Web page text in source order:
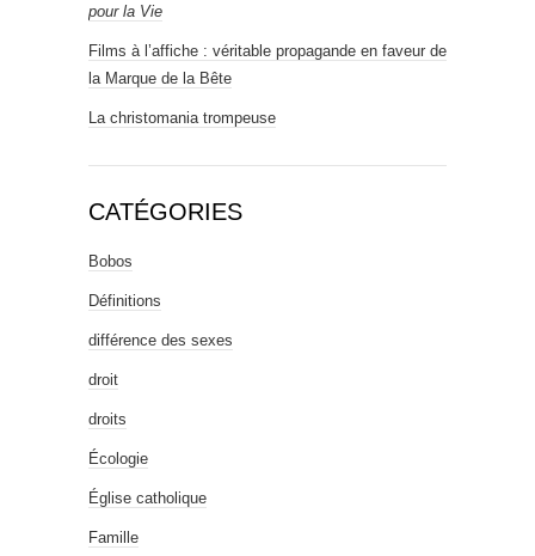
pour la Vie
Films à l’affiche : véritable propagande en faveur de
la Marque de la Bête
La christomania trompeuse
CATÉGORIES
Bobos
Définitions
différence des sexes
droit
droits
Écologie
Église catholique
Famille